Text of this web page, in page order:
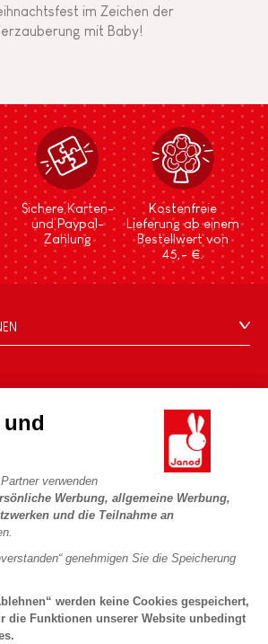
verwenden
Werbung, allgemeine Werbung,
und die Teilnahme an
genehmigen Sie die Speicherung
werden keine Cookies gespeichert,
die Funktionen unserer Website unbedingt
im Zeichen der
mit Baby!
Sichere Karten-
und Paypal-
Zahlung
Kostenfreie
Lieferung ab einem
Bestellwert von
45,- €.
#YesJanod
Download